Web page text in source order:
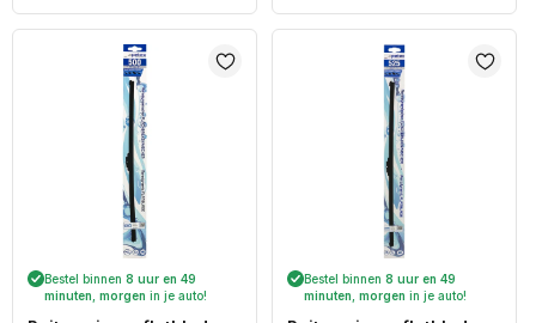
prijs
prijs
Bestel binnen 8 uur en 49
minuten morgen in je auto!
Bestel binnen 8 uur en 49
minuten morgen in je auto!